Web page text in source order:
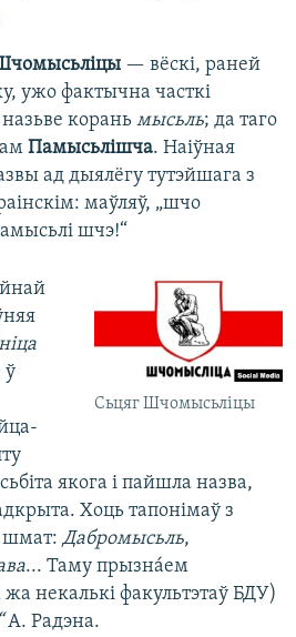
— вёскі, раней
ужо фактычна часткі
корань мысьль; да таго
Памысьлішча. Наіўная
ад дыялёгу тутэйшага з
маўляў, „шчо
шчэ!“
Сьцяг Шчомысьліцы
ў
якога і пайшла назва,
Хоць тапонімаў з
шмат: Дабромысьль,
... Таму прызнáем
некалькі факультэтаў БДУ)
А. Радэна.